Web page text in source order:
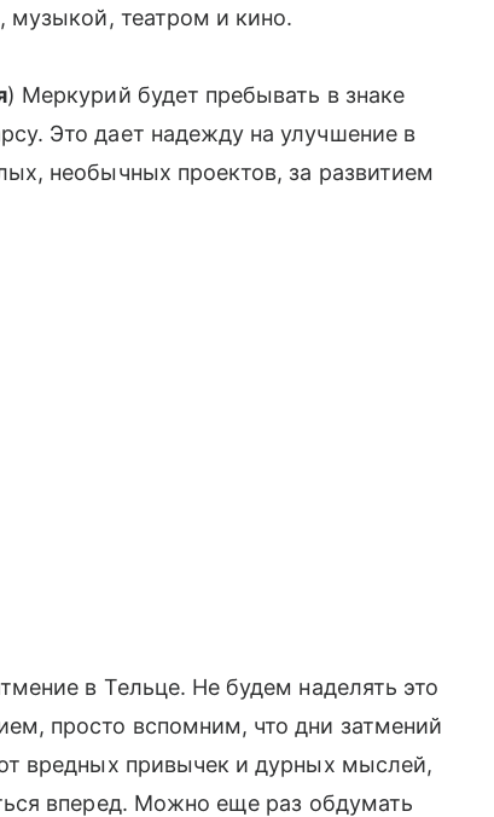
музыкой, театром и кино.
) Меркурий будет пребывать в знаке
Это дает надежду на улучшение в
необычных проектов, за развитием
в Тельце. Не будем наделять это
просто вспомним, что дни затмений
вредных привычек и дурных мыслей,
вперед. Можно еще раз обдумать